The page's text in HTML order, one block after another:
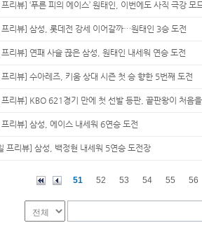
리뷰] ‘푸른 피의 에이스’ 원태인, 이번에도 사직 극강 모
프리뷰] 삼성, 롯데전 강세 이어갈까…원태인 3승 도전
리뷰] 연패 사슬 끊은 삼성, 원태인 내세워 연승 도전
리뷰] 수아레즈, 키움 상대 시즌 첫 승 향한 5번째 도전
프리뷰] KBO 621경기 만에 첫 선발 등판, 끝판왕이 처음
리뷰] 삼성, 에이스 내세워 6연승 도전
프리뷰] 삼성, 백정현 내세워 5연승 도전장
51 52 53 54 55 56